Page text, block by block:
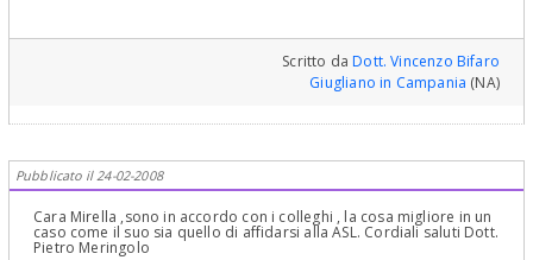
Scritto daDott. Vincenzo Bifaro
Giugliano in Campania (NA)
Pubblicato il 24-02-2008
Cara Mirella ,sono in accordo con i colleghi , la cosa migliore in un
caso come il suo sia quello di affidarsi alla ASL. Cordiali saluti Dott.
Pietro Meringolo